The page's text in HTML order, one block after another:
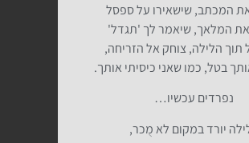
המכתב, שישאירו על ספסל
המלאך, שיאמר לך 'תגדל'
תוך הלילה, צוחק אל הזריחה,
בטל, כמו שאני כיסיתי אותך.
נפרדים עכשיו…
יורד במקום לא מֻכר,